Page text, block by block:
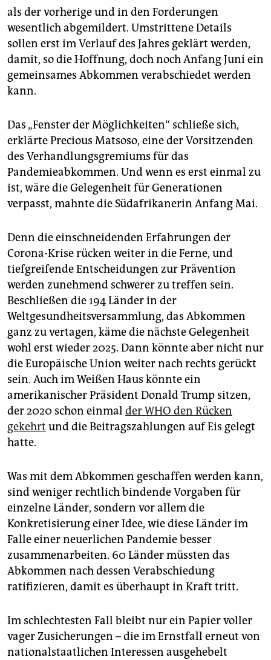
als der vorherige und in den Forderungen
wesentlich abgemildert. Umstrittene Details
sollen erst im Verlauf des Jahres geklärt werden,
damit, so die Hoffnung, doch noch Anfang Juni ein
gemeinsames Abkommen verabschiedet werden
kann.
Das „Fenster der Möglichkeiten“ schließe sich,
erklärte Precious Matsoso, eine der Vorsitzenden
des Verhandlungsgremiums für das
Pandemieabkommen. Und wenn es erst einmal zu
ist, wäre die Gelegenheit für Generationen
verpasst, mahnte die Südafrikanerin Anfang Mai.
Denn die einschneidenden Erfahrungen der
Corona-Krise rücken weiter in die Ferne, und
tiefgreifende Entscheidungen zur Prävention
werden zunehmend schwerer zu treffen sein.
Beschließen die 194 Länder in der
Weltgesundheitsversammlung, das Abkommen
ganz zu vertagen, käme die nächste Gelegenheit
wohl erst wieder 2025. Dann könnte aber nicht nur
die Europäische Union weiter nach rechts gerückt
sein. Auch im Weißen Haus könnte ein
amerikanischer Präsident Donald Trump sitzen,
der 2020 schon einmal der WHO den Rücken
gekehrt und die Beitragszahlungen auf Eis gelegt
hatte.
Was mit dem Abkommen geschaffen werden kann,
sind weniger rechtlich bindende Vorgaben für
einzelne Länder, sondern vor allem die
Konkretisierung einer Idee, wie diese Länder im
Falle einer neuerlichen Pandemie besser
zusammenarbeiten. 60 Länder müssten das
Abkommen nach dessen Verabschiedung
ratifizieren, damit es überhaupt in Kraft tritt.
Im schlechtesten Fall bleibt nur ein Papier voller
vager Zusicherungen – die im Ernstfall erneut von
nationalstaatlichen Interessen ausgehebelt